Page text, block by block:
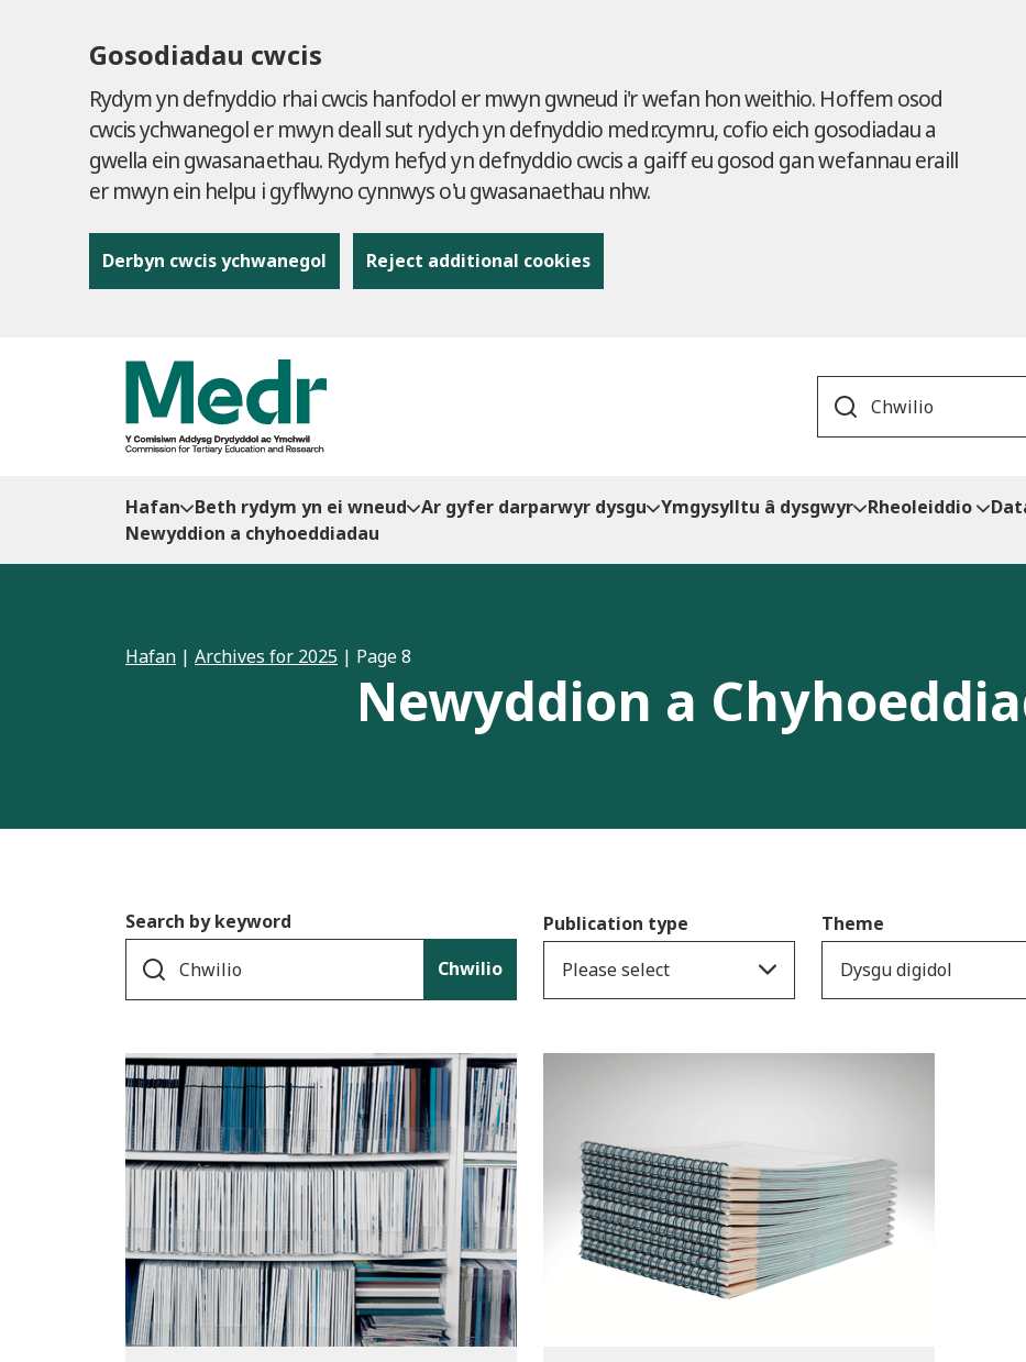
Gosodiadau cwcis
Rydym yn defnyddio rhai cwcis hanfodol er mwyn gwneud i'r wefan hon weithio. Hoffem osod
cwcis ychwanegol er mwyn deall sut rydych yn defnyddio medr.cymru, cofio eich gosodiadau a
gwella ein gwasanaethau. Rydym hefyd yn defnyddio cwcis a gaiff eu gosod gan wefannau eraill
er mwyn ein helpu i gyflwyno cynnwys o'u gwasanaethau nhw.
Derbyn cwcis ychwanegol Reject additional cookies
Hafan Beth rydym yn ei wneud Ar gyfer darparwyr dysgu Ymgysylltu â dysgwyr Rheoleiddio
Newyddion a chyhoeddiadau
Hafan | Archives for 2025 | Page 8
Newyddion a
Search by keyword
Chwilio
Publication type
Please select
Theme
Dysgu digidol
Cyhoeddiadau Newyddion